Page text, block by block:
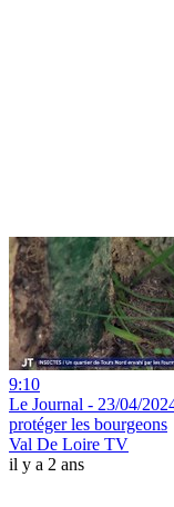
9:10
Le Journal - 23/04/
protéger les bourgeons
Val De Loire TV
il y a 2 ans